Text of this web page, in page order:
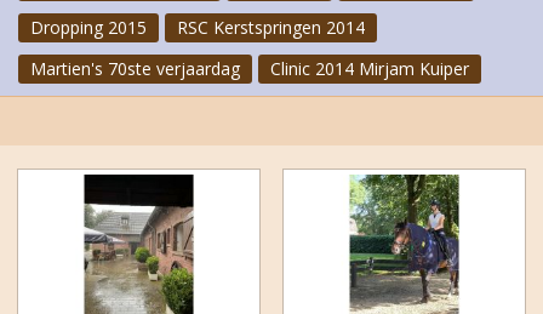
Dropping 2015
RSC Kerstspringen 2014
Martien's 70ste verjaardag
Clinic 2014 Mirjam Kuiper